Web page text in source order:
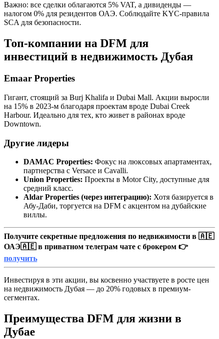
Важно: все сделки облагаются 5% VAT, а дивиденды —
налогом 0% для резидентов ОАЭ. Соблюдайте KYC-правила
SCA для безопасности.
Топ-компании на DFM для
инвестиций в недвижимость Дубая
Emaar Properties
Гигант, стоящий за Burj Khalifa и Dubai Mall. Акции выросли
на 15% в 2023-м благодаря проектам вроде Dubai Creek
Harbour. Идеально для тех, кто живет в районах вроде
Downtown.
Другие лидеры
DAMAC Properties: Фокус на люксовых апартаментах,
партнерства с Versace и Cavalli.
Union Properties: Проекты в Motor City, доступные для
средний класс.
Aldar Properties (через интеграцию): Хотя базируется в
Абу-Даби, торгуется на DFM с акцентом на дубайские
виллы.
Получите секретные предложения по недвижимости в 🇦🇪
ОАЭ🇦🇪 в приватном телеграм чате с брокером 👉
получить
Инвестируя в эти акции, вы косвенно участвуете в росте цен
на недвижимость Дубая — до 20% годовых в премиум-
сегментах.
Преимущества DFM для жизни в
Дубае